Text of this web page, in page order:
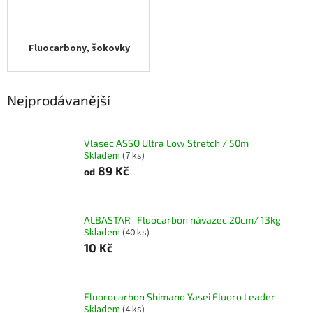
Fluocarbony, šokovky
Nejprodávanější
Vlasec ASSO Ultra Low Stretch / 50m
Skladem (7 ks)
od 89 Kč
ALBASTAR- Fluocarbon návazec 20cm/ 13kg
Skladem (40 ks)
10 Kč
Fluorocarbon Shimano Yasei Fluoro Leader
Skladem (4 ks)